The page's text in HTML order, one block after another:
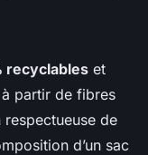
recyclables et
partir de fibres
de
d’un sac